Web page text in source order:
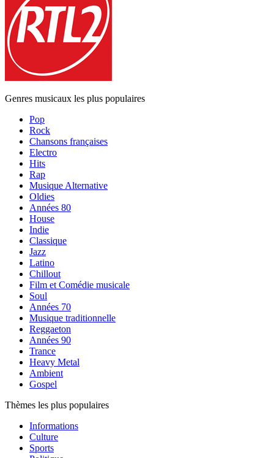
Genres musicaux les plus populaires
Pop
Rock
Chansons françaises
Electro
Hits
Rap
Musique Alternative
Oldies
Années 80
House
Indie
Classique
Jazz
Latino
Chillout
Film et Comédie musicale
Soul
Années 70
Musique traditionnelle
Reggaeton
Années 90
Trance
Heavy Metal
Ambient
Gospel
Thèmes les plus populaires
Informations
Culture
Sports